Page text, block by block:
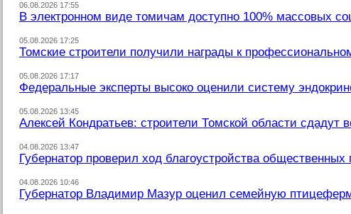
06.08.2026 17:55
В электронном виде томичам доступно 100% массовых
05.08.2026 17:25
Томские строители получили награды к
05.08.2026 17:17
Федеральные эксперты высоко оценили систему
05.08.2026 13:45
Алексей Кондратьев: строители Томской области сдадут
04.08.2026 13:47
Губернатор проверил ход благоустройства
04.08.2026 10:46
Губернатор Владимир Мазур оценил семейную